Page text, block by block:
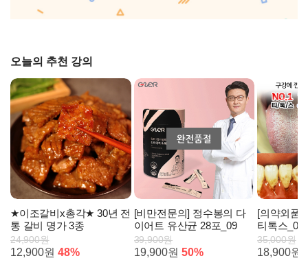
오늘의 추천 강의
★이조갈비x총각★ 30년 전
통 갈비 명가 3종
24,900원
12,900원 48%
[비만전문의] 정수봉의 다
이어트 유산균 28포_09
39,900원
19,900원 50%
[의약외품]
티톡스_09
35,000원
18,900원